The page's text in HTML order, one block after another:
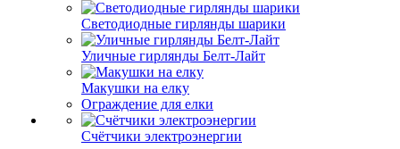
Светодиодные гирлянды шарики
Уличные гирлянды Белт-Лайт
Макушки на елку
Ограждение для елки
Счётчики электроэнергии